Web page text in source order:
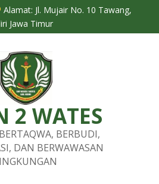
Alamat: Jl. Mujair No. 10 Tawang,
Jawa Timur
2 WATES
BERBUDI,
DAN BERWAWASAN